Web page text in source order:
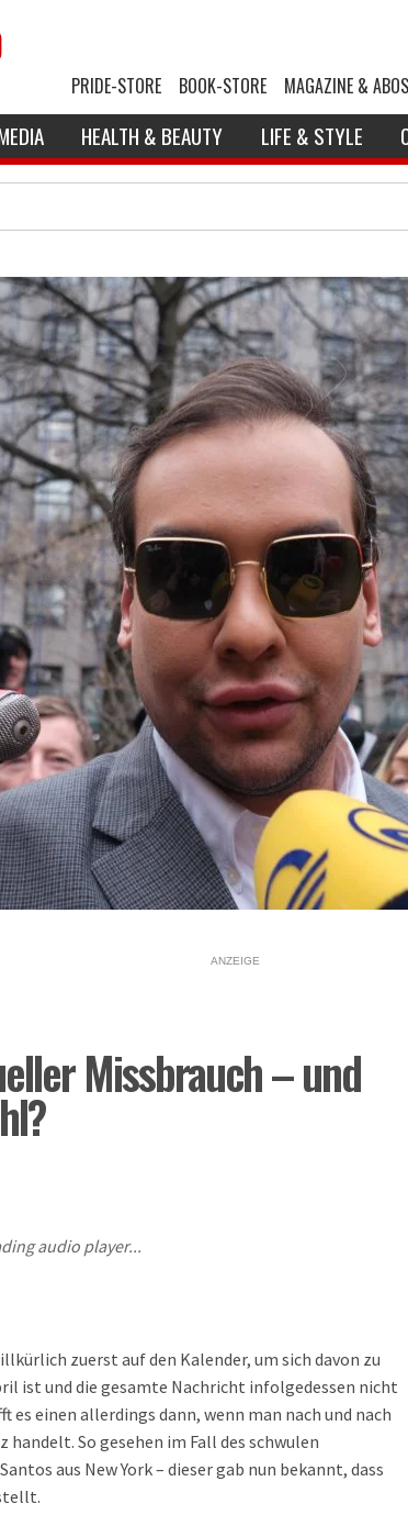
PRIDE-STORE BOOK-STORE MAGAZINE & ABOS
HEALTH & BEAUTY LIFE & STYLE
ANZEIGE
Missbrauch – und
audio player...
zuerst auf den Kalender, um sich davon zu
ist und die gesamte Nachricht infolgedessen nicht
es einen allerdings dann, wenn man nach und nach
So gesehen im Fall des schwulen
aus New York – dieser gab nun bekannt, dass